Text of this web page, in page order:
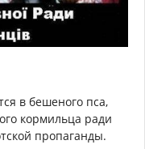
в бешеного пса,
кормильца ради
пропаганды.